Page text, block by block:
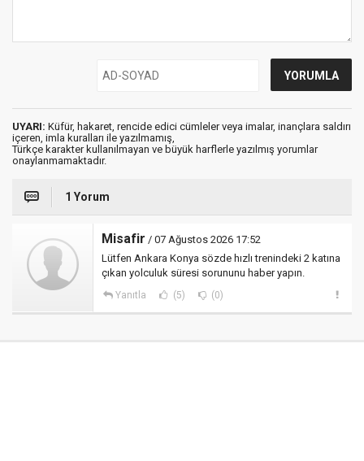
UYARI: Küfür, hakaret, rencide edici cümleler veya imalar, inançlara saldırı
içeren, imla kuralları ile yazılmamış,
Türkçe karakter kullanılmayan ve büyük harflerle yazılmış yorumlar
onaylanmamaktadır.
1 Yorum
Misafir / 07 Ağustos 2026 17:52
Lütfen Ankara Konya sözde hızlı trenindeki 2 katına
çıkan yolculuk süresi sorununu haber yapın.
Yanıtla (5) (0)